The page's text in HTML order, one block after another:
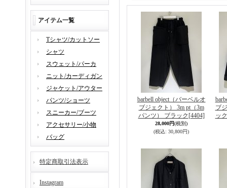
アイテム一覧
Tシャツ/カットソー
シャツ
スウェット/パーカ
ニット/カーディガン
ジャケット/アウター
パンツ/ショーツ
スニーカー/ブーツ
アクセサリー/小物
バッグ
特定商取引法表示
Instagram
barbell object（バーベルオ
ブジェクト） 3m pt（3m
パンツ） ブラック [4404]
28,000円(税別)
(税込: 30,800円)
ブ
ッ